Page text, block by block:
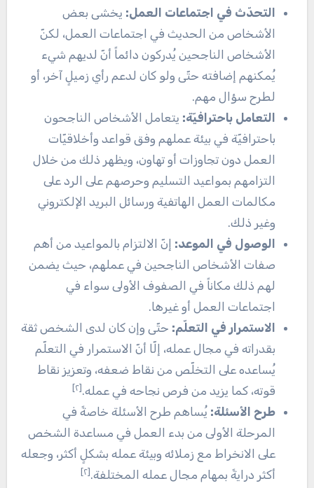
التحدّث في اجتماعات العمل: يخشى بعض
الأشخاص من الحديث في اجتماعات العمل، لكنّ
الأشخاص الناجحين يُدركون دائماً أنّ لديهم شيء
يُمكنهم إضافته حتّى ولو كان لدعم رأي زميلٍ آخر، أو
لطرح سؤال مهم.
التعامل باحترافيّة: يتعامل الأشخاص الناجحون
باحترافيّة في بيئة عملهم وفق قواعد وأخلاقيّات
العمل دون تجاوزات أو تهاون، ويظهر ذلك من خلال
التزامهم بمواعيد التسليم وحرصهم على الرد على
مكالمات العمل الهاتفية ورسائل البريد الإلكتروني
وغير ذلك.
الوصول في الموعد: إنّ الالتزام بالمواعيد من أهم
صفات الأشخاص الناجحين في عملهم، حيث يضمن
لهم ذلك مكاناً في الصفوف الأولى سواء في
اجتماعات العمل أو غيرها.
الاستمرار في التعلّم: حتّى وإن كان لدى الشخص ثقة
بقدراته في مجال عمله، إلّا أنّ الاستمرار في التعلّم
يُساعده على التخلّص من نقاط ضعفه، وتعزيز نقاط
قوته، كما يزيد من فرص نجاحه في عمله. [٢]
طرح الأسئلة: يُساهم طرح الأسئلة خاصةً في
المرحلة الأولى من بدء العمل في مساعدة الشخص
على الانخراط مع زملائه وبيئة عمله بشكلٍ أكثر، وجعله
أكثر درايةً بمهام مجال عمله المختلفة. [٢]